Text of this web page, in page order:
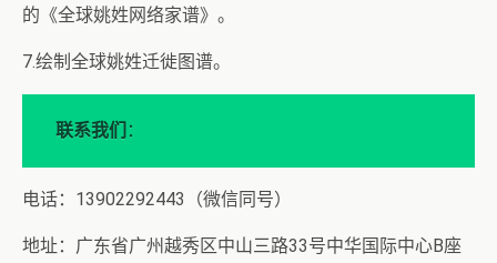
的《全球姚姓网络家谱》。
7.绘制全球姚姓迁徙图谱。
联系我们 ：
电话：13902292443（微信同号）
地址：广东省广州越秀区中山三路33号中华国际中心B座